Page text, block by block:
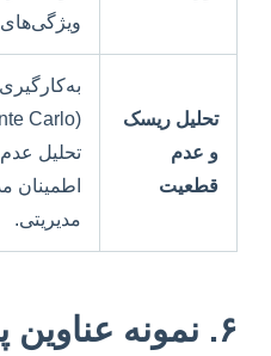
تحلیل ریسک
و عدم
قطعیت
تحلیل
اطمینان
مدیریتی.
۶. نمونه عناوین